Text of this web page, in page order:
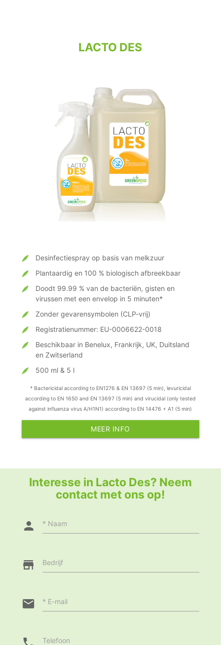
LACTO DES
Desinfectiespray op basis van melkzuur
Plantaardig en 100 % biologisch afbreekbaar
Doodt 99.99 % van de bacteriën, gisten en
virussen met een envelop in 5 minuten*
Zonder gevarensymbolen (CLP-vrij)
Registratienummer: EU-0006622-0018
Beschikbaar in Benelux, Frankrijk, UK, Duitsland
en Zwitserland
500 ml & 5 l
* Bactericidal according to EN1276 & EN 13697 (5 min), levuricidal
according to EN 1650 and EN 13697 (5 min) and virucidal (only tested
against influenza virus A/H1N1) according to EN 14476 + A1 (5 min)
MEER INFO
Interesse in Lacto Des? Neem
contact met ons op!
Naam
Bedrijf
E-mail
Telefoon